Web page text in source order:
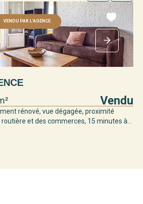
VENDU PAR L'AGENCE
Vendu
rénové, vue dégagée, proximité
et des commerces, 15 minutes à...